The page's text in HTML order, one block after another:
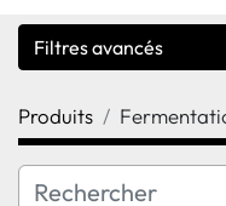
Filtres avancés
Catégorie
Produits